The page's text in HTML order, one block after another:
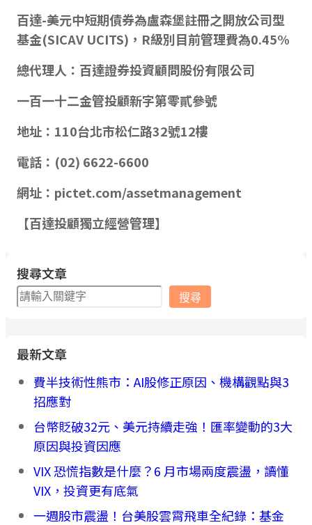
百達-美元中短期債券為盧森堡註冊之開放公司型
基金(SICAV UCITS)，R級別目前管理費為0.45%
總代理人：百達證券投資顧問股份有限公司
一百一十二金管投顧新字第零貳參號
地址：110台北市松仁路32號12樓
電話：(02) 6622-6600
網址：pictet.com/assetmanagement
【百達投顧獨立經營管理】
搜尋文章
搜
尋
搜尋
最新文章
費半技術性熊市：AI股修正原因、機構觀點與3
招應對
台幣貶破32元、美元持續走強！匯率變動的3大
原因與投資因應
VIX 恐慌指數是什麼？6 月市場兩度震盪，讀懂
VIX，投資更有底氣
一週股市震盪！台美股雲霄飛車全紀錄：基金